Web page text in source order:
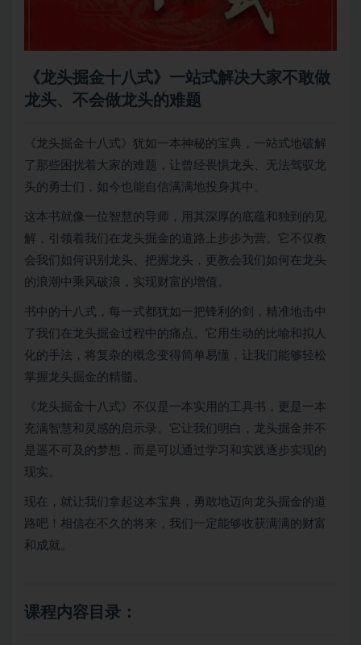
《龙头掘金十八式》一站式解决大家不敢做
龙头、不会做龙头的难题
《龙头掘金十八式》犹如一本神秘的宝典，一站式地破解
了那些困扰着大家的难题，让曾经畏惧龙头、无法驾驭龙
头的勇士们，如今也能自信满满地投身其中。
这本书就像一位智慧的导师，用其深厚的底蕴和独到的见
解，引领着我们在龙头掘金的道路上步步为营。它不仅教
会我们如何识别龙头、把握龙头，更教会我们如何在龙头
的浪潮中乘风破浪，实现财富的增值。
书中的十八式，每一式都犹如一把锋利的剑，精准地击中
了我们在龙头掘金过程中的痛点。它用生动的比喻和拟人
化的手法，将复杂的概念变得简单易懂，让我们能够轻松
掌握龙头掘金的精髓。
《龙头掘金十八式》不仅是一本实用的工具书，更是一本
充满智慧和灵感的启示录。它让我们明白，龙头掘金并不
是遥不可及的梦想，而是可以通过学习和实践逐步实现的
现实。
现在，就让我们拿起这本宝典，勇敢地迈向龙头掘金的道
路吧！相信在不久的将来，我们一定能够收获满满的财富
和成就。
课程内容目录：